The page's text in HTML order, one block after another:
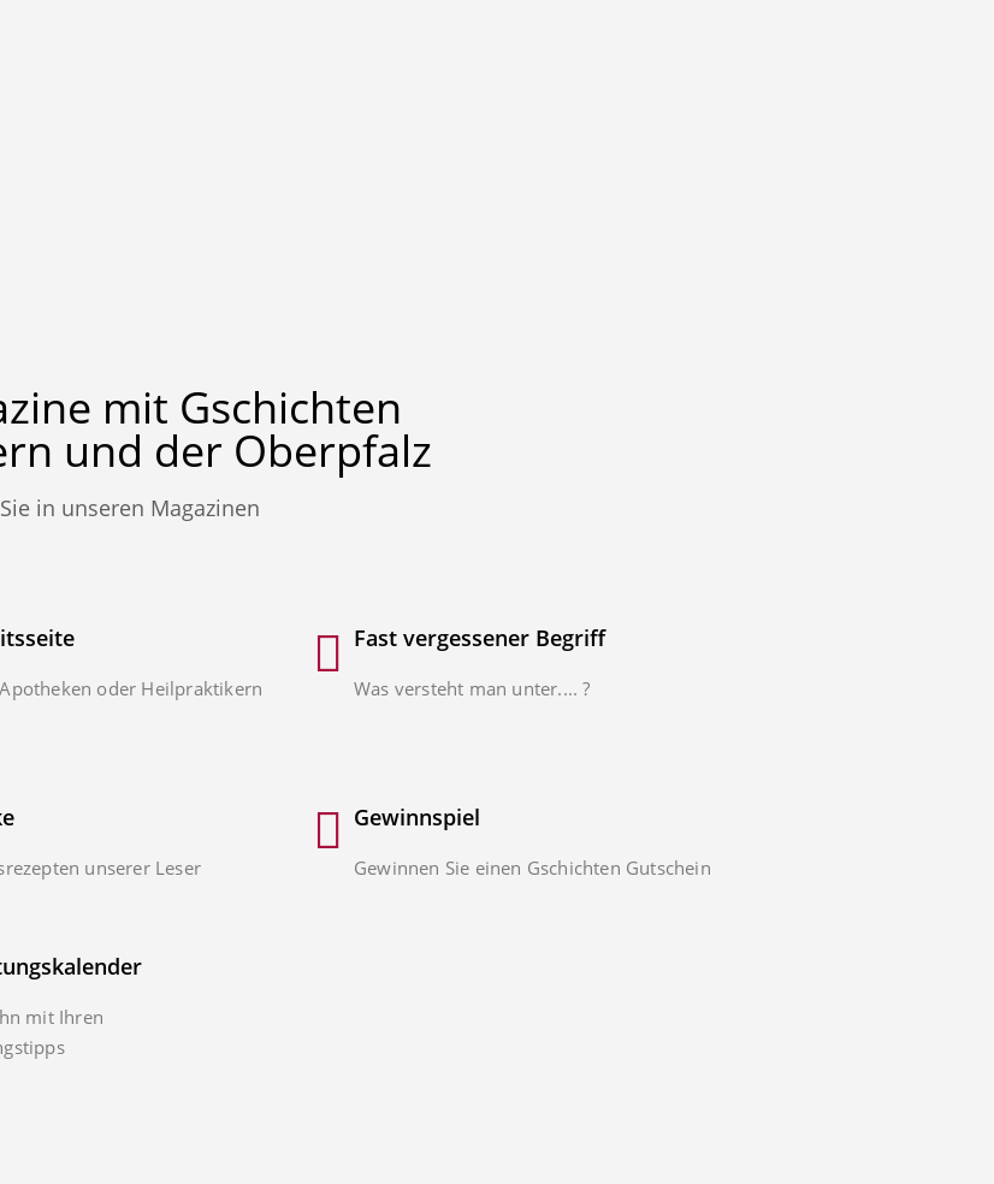
mit Gschichten
und der Oberpfalz
in unseren Magazinen
oder Heilpraktikern
Fast vergessener Begriff
Was versteht man unter.... ?
unserer Leser
Gewinnspiel
Gewinnen Sie einen Gschichten Gutschein
mit Ihren